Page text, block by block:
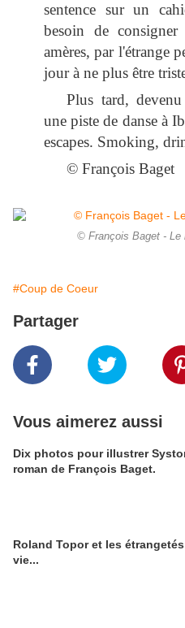
sentence sur un
besoin de
amères, par l'étrange
jour à ne plus être
Plus tard,
une piste de danse à
escapes. Smoking,
© François Baget
© François Baget - Le
#Coup de Coeur
Partager
Vous aimerez aussi
Dix photos pour illustrer
roman de François Baget.
Roland Topor et les
vie...